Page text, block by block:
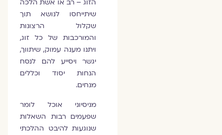
הזוג – רב או אשת הלכה
שיתייחסו לנושא תוך
שקלול הרצונות
והמורכבות של כל זוג,
ויתנו מענה עמוק, שיתווך,
יגשר ויסייע להם לנסח
הנחות יסוד וכללים
מנחים.
מניסיוני אוכל לומר
שפעמים רבות השאלות
שנוגעות להיבט ההלכתי